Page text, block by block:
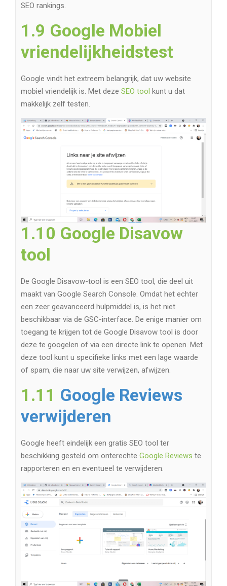
SEO rankings.
1.9 Google Mobiel
vriendelijkheidstest
Google vindt het extreem belangrijk, dat uw website
mobiel vriendelijk is. Met deze SEO tool kunt u dat
makkelijk zelf testen.
1.10 Google Disavow
tool
De Google Disavow-tool is een SEO tool, die deel uit
maakt van Google Search Console. Omdat het echter
een zeer geavanceerd hulpmiddel is, is het niet
beschikbaar via de GSC-interface. De enige manier om
toegang te krijgen tot de Google Disavow tool is door
deze te googelen of via een directe link te openen. Met
deze tool kunt u specifieke links met een lage waarde
of spam, die naar uw site verwijzen, afwijzen.
1.11 Google Reviews
verwijderen
Google heeft eindelijk een gratis SEO tool ter
beschikking gesteld om onterechte Google Reviews te
rapporteren en en eventueel te verwijderen.